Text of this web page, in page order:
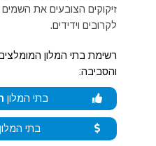
זיקוקים הצובעים את
לקרובים וידידים.
רשימת בתי המלון
והסביבה:
בתי המלון
בתי המלון